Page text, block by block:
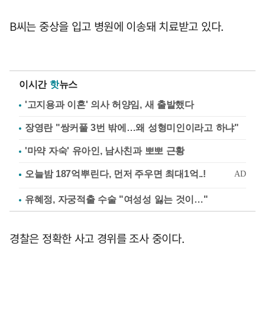
B씨는 중상을 입고 병원에 이송돼 치료받고 있다.
이시간 핫뉴스
'고지용과 이혼' 의사 허양임, 새 출발했다
장영란 "쌍커풀 3번 밖에…왜 성형미인이라고 하냐"
'마약 자숙' 유아인, 남사친과 뽀뽀 근황
유혜정, 자궁적출 수술 "여성성 잃는 것이…"
경찰은 정확한 사고 경위를 조사 중이다.